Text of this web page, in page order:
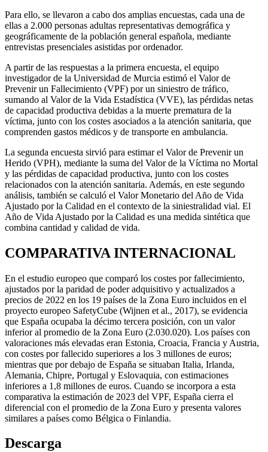
Para ello, se llevaron a cabo dos amplias encuestas, cada una de
ellas a 2.000 personas adultas representativas demográfica y
geográficamente de la población general española, mediante
entrevistas presenciales asistidas por ordenador.
A partir de las respuestas a la primera encuesta, el equipo
investigador de la Universidad de Murcia estimó el Valor de
Prevenir un Fallecimiento (VPF) por un siniestro de tráfico,
sumando al Valor de la Vida Estadística (VVE), las pérdidas netas
de capacidad productiva debidas a la muerte prematura de la
víctima, junto con los costes asociados a la atención sanitaria, que
comprenden gastos médicos y de transporte en ambulancia.
La segunda encuesta sirvió para estimar el Valor de Prevenir un
Herido (VPH), mediante la suma del Valor de la Víctima no Mortal
y las pérdidas de capacidad productiva, junto con los costes
relacionados con la atención sanitaria. Además, en este segundo
análisis, también se calculó el Valor Monetario del Año de Vida
Ajustado por la Calidad en el contexto de la siniestralidad vial. El
Año de Vida Ajustado por la Calidad es una medida sintética que
combina cantidad y calidad de vida.
COMPARATIVA INTERNACIONAL
En el estudio europeo que comparó los costes por fallecimiento,
ajustados por la paridad de poder adquisitivo y actualizados a
precios de 2022 en los 19 países de la Zona Euro incluidos en el
proyecto europeo SafetyCube (Wijnen et al., 2017), se evidencia
que España ocupaba la décimo tercera posición, con un valor
inferior al promedio de la Zona Euro (2.030.020). Los países con
valoraciones más elevadas eran Estonia, Croacia, Francia y Austria,
con costes por fallecido superiores a los 3 millones de euros;
mientras que por debajo de España se situaban Italia, Irlanda,
Alemania, Chipre, Portugal y Eslovaquia, con estimaciones
inferiores a 1,8 millones de euros. Cuando se incorpora a esta
comparativa la estimación de 2023 del VPF, España cierra el
diferencial con el promedio de la Zona Euro y presenta valores
similares a países como Bélgica o Finlandia.
Descarga